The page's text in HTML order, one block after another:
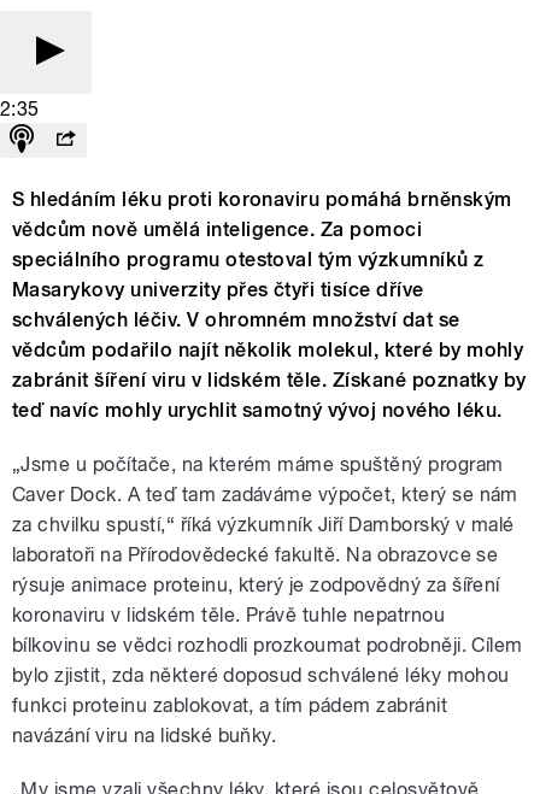
2:35
S hledáním léku proti koronaviru pomáhá brněnským
vědcům nově umělá inteligence. Za pomoci
speciálního programu otestoval tým výzkumníků z
Masarykovy univerzity přes čtyři tisíce dříve
schválených léčiv. V ohromném množství dat se
vědcům podařilo najít několik molekul, které by mohly
zabránit šíření viru v lidském těle. Získané poznatky by
teď navíc mohly urychlit samotný vývoj nového léku.
„Jsme u počítače, na kterém máme spuštěný program
Caver Dock. A teď tam zadáváme výpočet, který se nám
za chvilku spustí,“ říká výzkumník Jiří Damborský v malé
laboratoři na Přírodovědecké fakultě. Na obrazovce se
rýsuje animace proteinu, který je zodpovědný za šíření
koronaviru v lidském těle. Právě tuhle nepatrnou
bílkovinu se vědci rozhodli prozkoumat podrobněji. Cílem
bylo zjistit, zda některé doposud schválené léky mohou
funkci proteinu zablokovat, a tím pádem zabránit
navázání viru na lidské buňky.